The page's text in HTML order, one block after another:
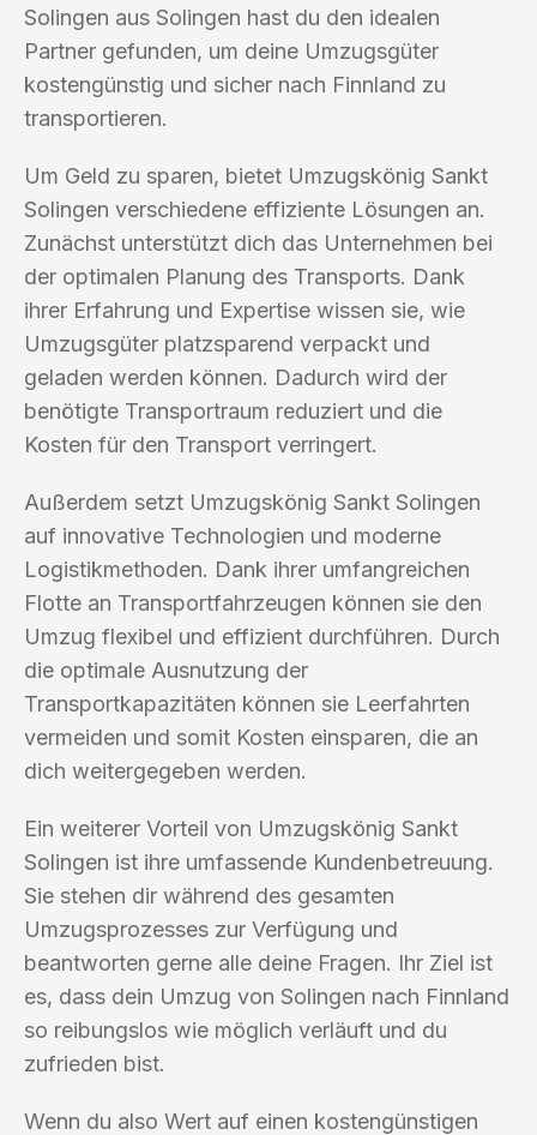
Solingen aus Solingen hast du den idealen
Partner gefunden, um deine Umzugsgüter
kostengünstig und sicher nach Finnland zu
transportieren.
Um Geld zu sparen, bietet Umzugskönig Sankt
Solingen verschiedene effiziente Lösungen an.
Zunächst unterstützt dich das Unternehmen bei
der optimalen Planung des Transports. Dank
ihrer Erfahrung und Expertise wissen sie, wie
Umzugsgüter platzsparend verpackt und
geladen werden können. Dadurch wird der
benötigte Transportraum reduziert und die
Kosten für den Transport verringert.
Außerdem setzt Umzugskönig Sankt Solingen
auf innovative Technologien und moderne
Logistikmethoden. Dank ihrer umfangreichen
Flotte an Transportfahrzeugen können sie den
Umzug flexibel und effizient durchführen. Durch
die optimale Ausnutzung der
Transportkapazitäten können sie Leerfahrten
vermeiden und somit Kosten einsparen, die an
dich weitergegeben werden.
Ein weiterer Vorteil von Umzugskönig Sankt
Solingen ist ihre umfassende Kundenbetreuung.
Sie stehen dir während des gesamten
Umzugsprozesses zur Verfügung und
beantworten gerne alle deine Fragen. Ihr Ziel ist
es, dass dein Umzug von Solingen nach Finnland
so reibungslos wie möglich verläuft und du
zufrieden bist.
Wenn du also Wert auf einen kostengünstigen